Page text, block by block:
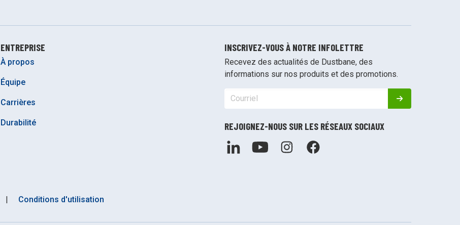
ENTREPRISE
À propos
Équipe
Carrières
Durabilité
INSCRIVEZ-VOUS À NOTRE INFOLETTRE
Recevez des actualités de Dustbane, des
informations sur nos produits et des promotions.
REJOIGNEZ-NOUS SUR LES RÉSEAUX SOCIAUX
| Conditions d'utilisation